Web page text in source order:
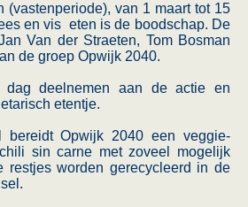
(vastenperiode), van 1 maart tot 15
en vis eten is de boodschap. De
Van der Straeten, Tom Bosman
de groep Opwijk 2040.
deelnemen aan de actie en
etentje.
bereidt Opwijk 2040 een veggie-
sin carne met zoveel mogelijk
restjes worden gerecycleerd in de